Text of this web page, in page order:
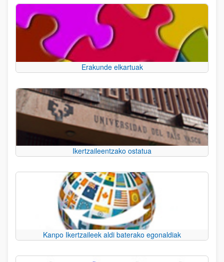
Erakunde elkartuak
Ikertzaileentzako ostatua
Kanpo Ikertzaileek aldi baterako egonaldiak